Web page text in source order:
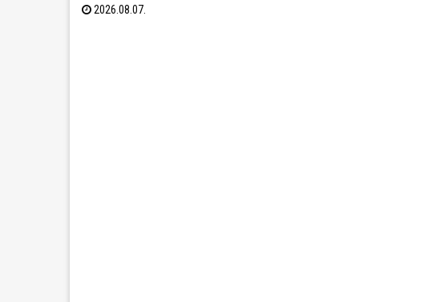
kezdeményezésként, Székesfehérvár Önkormányzata
2026.08.07.